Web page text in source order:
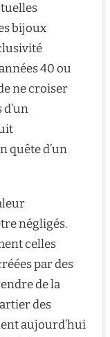
bijoux
40 ou
ne croiser
quête d’un
négligés.
celles
par des
de la
des
aujourd’hui